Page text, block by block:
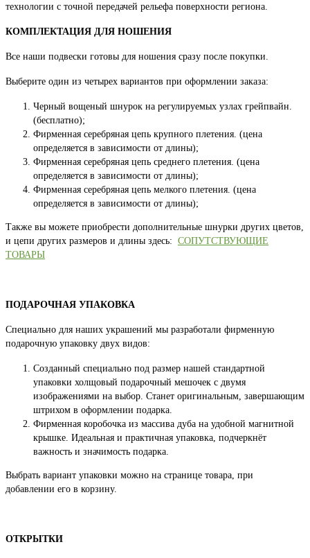
технологии с точной передачей рельефа поверхности региона.
КОМПЛЕКТАЦИЯ ДЛЯ НОШЕНИЯ
Все наши подвески готовы для ношения сразу после покупки.
Выберите один из четырех вариантов при оформлении заказа:
Черный вощеный шнурок на регулируемых узлах грейпвайн.
(бесплатно);
Фирменная серебряная цепь крупного плетения. (цена
определяется в зависимости от длины);
Фирменная серебряная цепь среднего плетения. (цена
определяется в зависимости от длины);
Фирменная серебряная цепь мелкого плетения. (цена
определяется в зависимости от длины);
Также вы можете приобрести дополнительные шнурки других цветов,
и цепи других размеров и длины здесь: СОПУТСТВУЮЩИЕ
ТОВАРЫ
ПОДАРОЧНАЯ УПАКОВКА
Специально для наших украшений мы разработали фирменную
подарочную упаковку двух видов:
Созданный специально под размер нашей стандартной
упаковки холщовый подарочный мешочек с двумя
изображениями на выбор. Станет оригинальным, завершающим
штрихом в оформлении подарка.
Фирменная коробочка из массива дуба на удобной магнитной
крышке. Идеальная и практичная упаковка, подчеркнёт
важность и значимость подарка.
Выбрать вариант упаковки можно на странице товара, при
добавлении его в корзину.
ОТКРЫТКИ